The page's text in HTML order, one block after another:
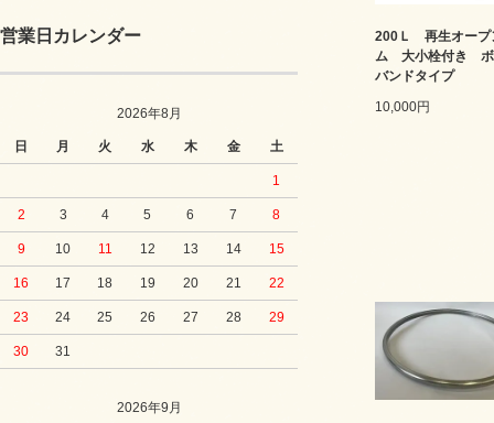
営業日カレンダー
2026年8月
日 月 火 水 木 金 土
1
2 3 4 5 6 7 8
9 10 11 12 13 14 15
16 17 18 19 20 21 22
23 24 25 26 27 28 29
30 31
2026年9月
200Ｌ 再生オープ
ム 大小栓付き ボ
バンドタイプ
10,000円